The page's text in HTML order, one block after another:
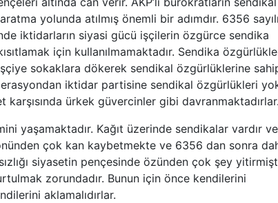
yolunda atılmış önemli bir adımdır. 6356 sayılı
iktidarların siyasi gücü işçilerin özgürce sendika
için kullanılmamaktadır. Sendika
sokaklara dökerek sendikal özgürlüklerine
iktidar partisine sendikal özgürlükleri
ürkek güvercinler gibi davranmaktadırlar.
yaşamaktadır. Kağıt üzerinde sendikalar vardır ve
çok kan kaybetmekte ve 6356 dan sonra
siyasetin pençesinde özünden çok şey
zorundadır. Bunun için önce kendilerini
aklamalıdırlar.